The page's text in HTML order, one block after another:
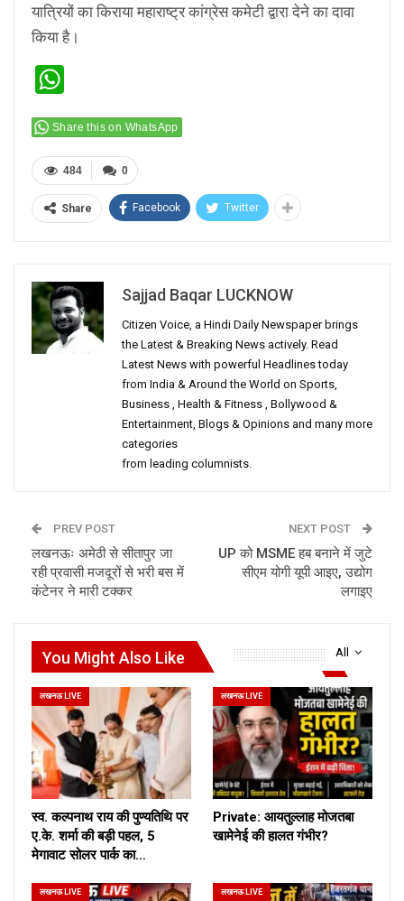
यात्रियों का किराया महाराष्ट्र कांग्रेस कमेटी द्वारा देने का दावा
किया है।
Share this on WhatsApp
0
484
Share Facebook Twitter
Sajjad Baqar LUCKNOW
Citizen Voice, a Hindi Daily Newspaper brings
the Latest & Breaking News actively. Read
Latest News with powerful Headlines today
from India & Around the World on Sports,
Business , Health & Fitness , Bollywood &
Entertainment, Blogs & Opinions and many more
categories
from leading columnists.
PREV POST
लखनऊः अमेठी से सीतापुर जा
रही प्रवासी मजदूरों से भरी बस में
कंटेनर ने मारी टक्कर
NEXT POST
UP को MSME हब बनाने में जुटे
सीएम योगी यूपी आइए, उद्योग
लगाइए
All
You Might Also Like
लखनऊ LIVE
स्व. कल्पनाथ राय की पुण्यतिथि पर
ए.के. शर्मा की बड़ी पहल, 5
मेगावाट सोलर पार्क का…
लखनऊ LIVE
Private: आयतुल्लाह मोजतबा
खामेनेई की हालत गंभीर?
लखनऊ LIVE लखनऊ LIVE